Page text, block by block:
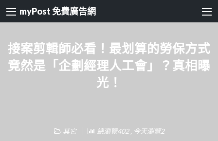
myPost 免費廣告網
接案剪輯師必看！最划算的勞保方式
竟然是「企劃經理人工會」？真相曝
光！
其它 總瀏覽402 , 今天瀏覽2